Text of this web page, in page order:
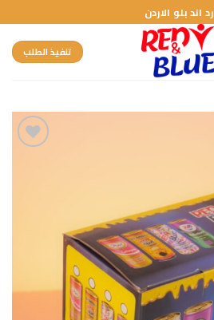
رد اند بلو الاردن
تنفيذ الطلب